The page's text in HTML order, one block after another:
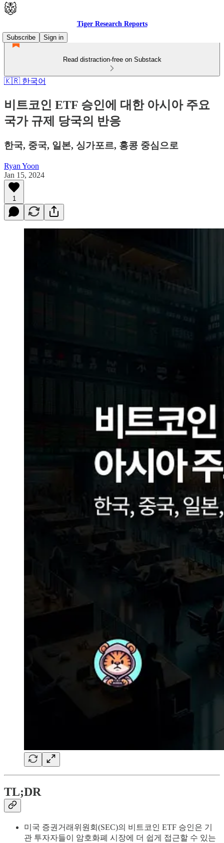
Tiger Research Reports
Subscribe
Sign in
Read distraction-free on Substack
🇰🇷 한국어
비트코인 ETF 승인에 대한 아시아 주요
국가 규제 당국의 반응
한국, 중국, 일본, 싱가포르, 홍콩 중심으로
Ryan Yoon
Jan 15, 2024
1
TL;DR
미국 증권거래위원회(SEC)의 비트코인 ETF 승인은 기
관 투자자들이 암호화폐 시장에 더 쉽게 접근할 수 있는